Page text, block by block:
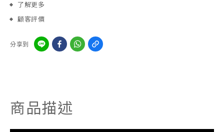
了解更多
顧客評價
分享到
商品描述